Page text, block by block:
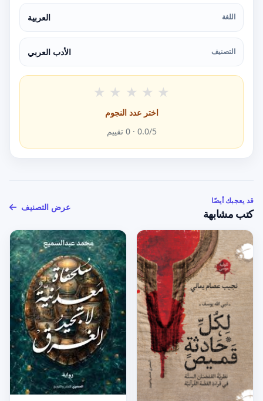
اللغة العربية
التصنيف الأدب العربي
★ ★ ★ ★ ★
اختر عدد النجوم
0.0/5 ·
0 تقييم
قد يعجبك أيضًا
كتب مشابهة
عرض التصنيف